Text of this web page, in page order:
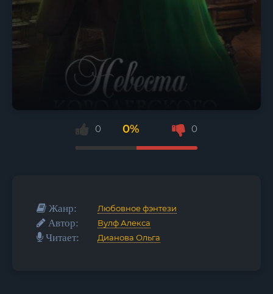
0 0% 0
Жанр: Любовное фэнтези
Автор: Вулф Алекса
Читает: Дианова Ольга